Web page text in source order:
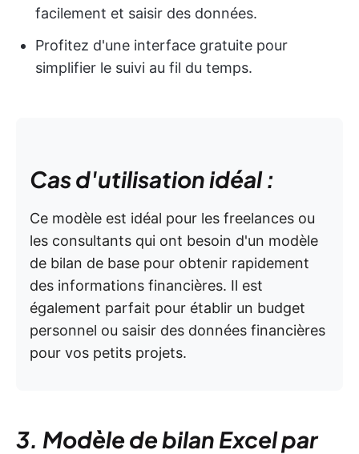
facilement et saisir des données.
Profitez d'une interface gratuite pour
simplifier le suivi au fil du temps.
Cas d'utilisation idéal :
Ce modèle est idéal pour les freelances ou
les consultants qui ont besoin d'un modèle
de bilan de base pour obtenir rapidement
des informations financières. Il est
également parfait pour établir un budget
personnel ou saisir des données financières
pour vos petits projets.
3. Modèle de bilan Excel par